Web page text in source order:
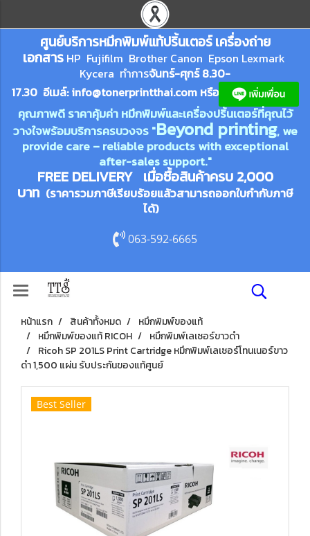
ศูนย์บริการหมึกพิมพ์แท้ปริ้นเตอร์ เครื่องถ่าย
เอกสาร HP Fujifilm Brother Canon Epson Lexmark
Kycera ทำการจันทร์-ศุกร์ 8.30-
17.30 อีเมล์:info@tonerprintthai.com หรือ
คุณภาพดี ราคาคุ้มค่า หมึกพิมพ์และเครื่องปริ้นเตอร์ที่คุณไว้
วางใจพร้อมบริการครบวงจร "Beyond printing, we
provide care – reliable products with exceptional
after-sales support."
FREE DELIVERY เมื่อซื้อสินค้าครบ 2,000
บาท (ราคารวมภาษีเรียบร้อยแล้วสามารถออกใบกำกับภาษี
ได้)
063-592-6665
หน้าแรก สินค้าทั้งหมด
หมึกพิมพ์ของแท้
หมึกพิมพ์ของแท้ RICOH
หมึกพิมพ์เลเซอร์ขาวดำ
Ricoh SP 201LS Print Cartridge หมึกพิมพ์เลเซอร์โทนเนอร์ขาว
ดำ 1,500 แผ่น รับประกันของแท้ศูนย์
Best Seller